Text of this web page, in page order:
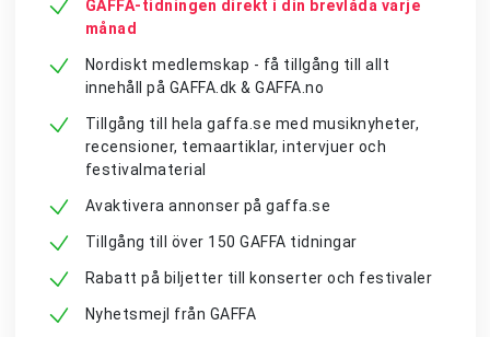
GAFFA-tidningen direkt i din brevlåda varje
månad
Nordiskt medlemskap - få tillgång till allt
innehåll på GAFFA.dk & GAFFA.no
Tillgång till hela gaffa.se med musiknyheter,
recensioner, temaartiklar, intervjuer och
festivalmaterial
Avaktivera annonser på gaffa.se
Tillgång till över 150 GAFFA tidningar
Rabatt på biljetter till konserter och festivaler
Nyhetsmejl från GAFFA